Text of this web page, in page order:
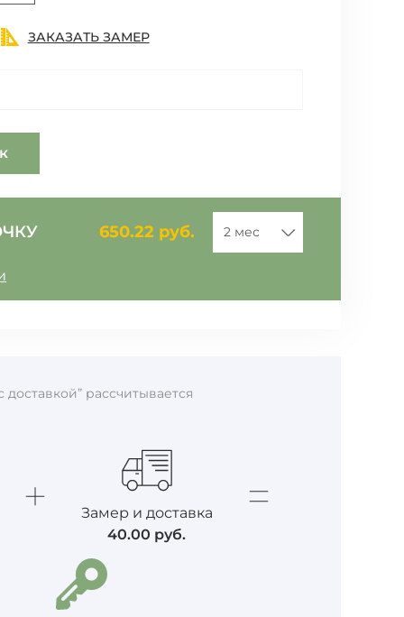
ЗАКАЗАТЬ ЗАМЕР
650.22 руб.
рассчитывается
Замер и доставка
40.00 руб.